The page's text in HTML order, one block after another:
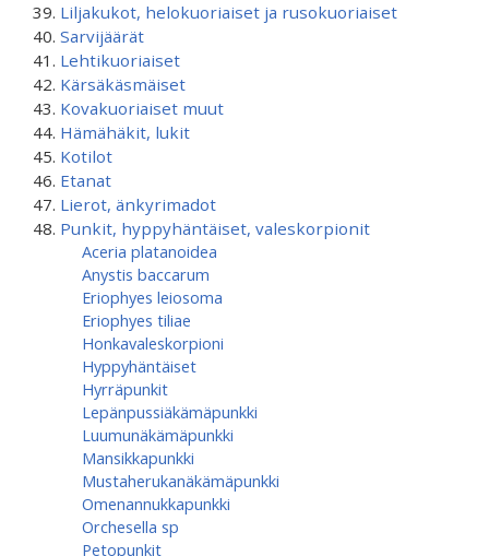
Liljakukot, helokuoriaiset ja rusokuoriaiset
Sarvijäärät
Lehtikuoriaiset
Kärsäkäsmäiset
Kovakuoriaiset muut
Hämähäkit, lukit
Kotilot
Etanat
Lierot, änkyrimadot
Punkit, hyppyhäntäiset, valeskorpionit
Aceria platanoidea
Anystis baccarum
Eriophyes leiosoma
Eriophyes tiliae
Honkavaleskorpioni
Hyppyhäntäiset
Hyrräpunkit
Lepänpussiäkämäpunkki
Luumunäkämäpunkki
Mansikkapunkki
Mustaherukanäkämäpunkki
Omenannukkapunkki
Orchesella sp
Petopunkit